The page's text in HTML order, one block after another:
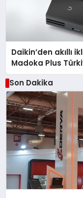
Daikin’den akıllı
Madoka Plus
Son Dakika